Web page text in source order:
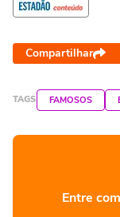
Compartilhar
TAGS FAMOSOS
Entre